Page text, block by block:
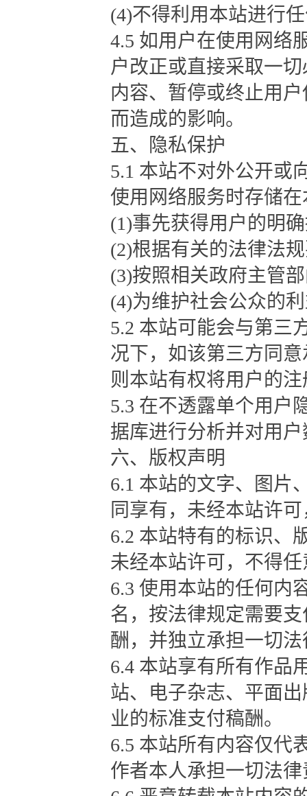
(4)不得利用本站进行
4.5 如用户在使用网络
户改正或直接采取一
内容、暂停或终止用
而造成的影响。
五、隐私保护
5.1 本站不对外公开或
使用网络服务时存储
(1)事先获得用户的明
(2)根据有关的法律法
(3)按照相关政府主管
(4)为维护社会公众的
5.2 本站可能会与第三
况下，如该第三方同
则本站有权将用户的
5.3 在不透露单个用户
据库进行分析并对用
六、版权声明
6.1 本站的文字、图片
同享有，未经本站许
6.2 本站特有的标识、
未经本站许可，不得
6.3 使用本站的任何内
名，按法律规定需要
酬，并独立承担一切
6.4 本站享有所有作品
站、电子杂志、平面
业的标准支付稿酬。
6.5 本站所有内容仅代
作者本人承担一切法